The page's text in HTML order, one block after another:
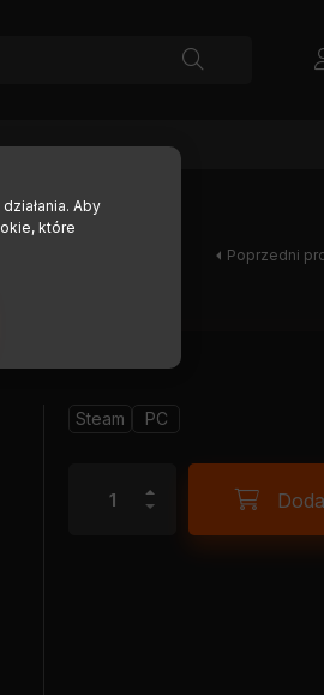
Poprzedni
Steam PC
Aby
które